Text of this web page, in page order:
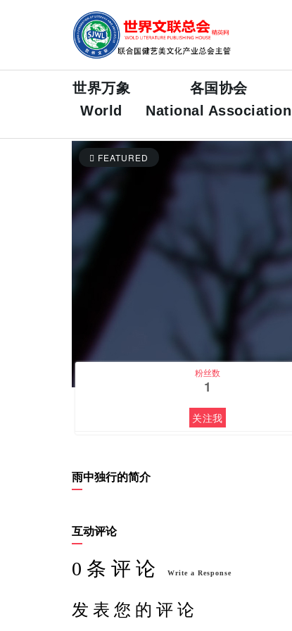
世界万象
World
各国协会
National Association
FEATURED
粉丝数
1
关注我
雨中独行的简介
互动评论
0 条 评 论 Write a Response
发 表 您 的 评 论